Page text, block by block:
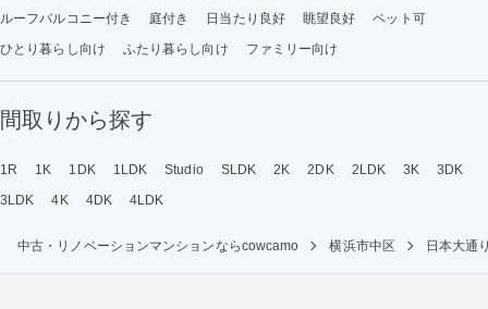
ルーフバルコニー付き 庭付き 日当たり良好 眺望良好
ペット可
ひとり暮らし向け
ふたり暮らし向け ファミリー向け
間取りから探す
1R 1K 1DK 1LDK Studio SLDK 2K 2DK 2LDK 3K
3DK
3LDK
4K 4DK 4LDK
中古・リノベーションマンションならcowcamo 横浜市中区 日本大通